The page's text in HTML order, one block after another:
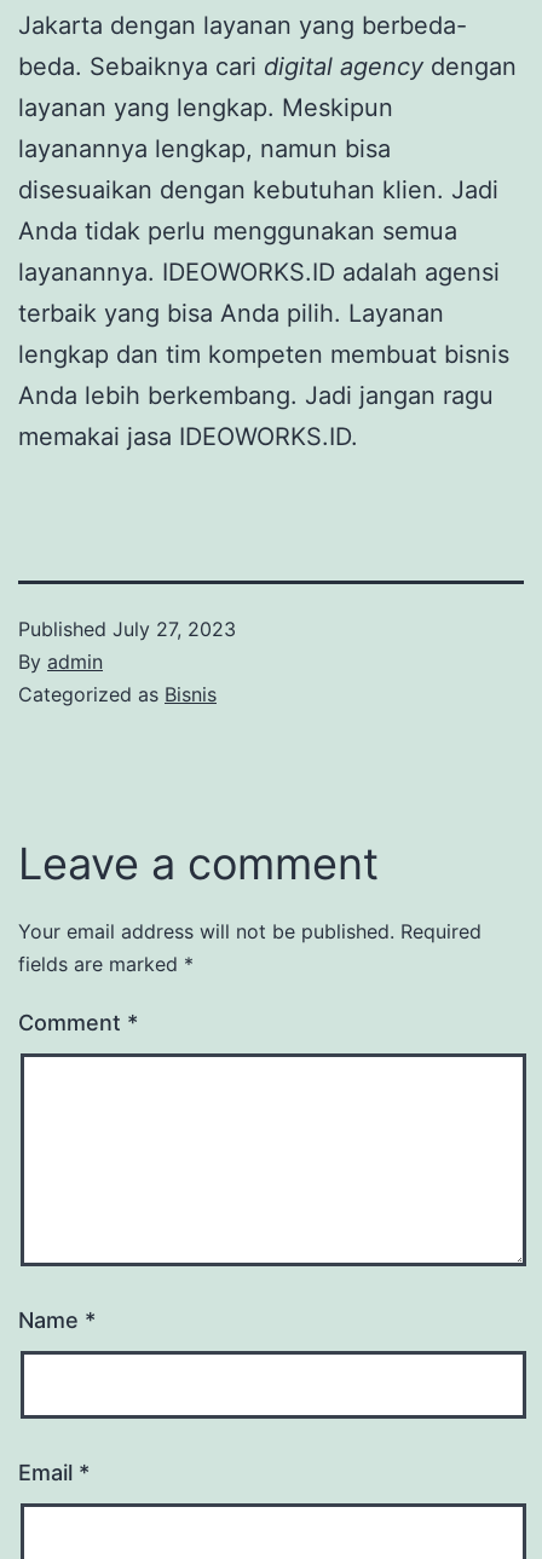
Jakarta dengan layanan yang berbeda-
beda. Sebaiknya cari digital agency dengan
layanan yang lengkap. Meskipun
layanannya lengkap, namun bisa
disesuaikan dengan kebutuhan klien. Jadi
Anda tidak perlu menggunakan semua
layanannya. IDEOWORKS.ID adalah agensi
terbaik yang bisa Anda pilih. Layanan
lengkap dan tim kompeten membuat bisnis
Anda lebih berkembang. Jadi jangan ragu
memakai jasa IDEOWORKS.ID.
Published July 27, 2023
By admin
Categorized as Bisnis
Leave a comment
Your email address will not be published. Required
fields are marked *
Comment *
Name *
Email *